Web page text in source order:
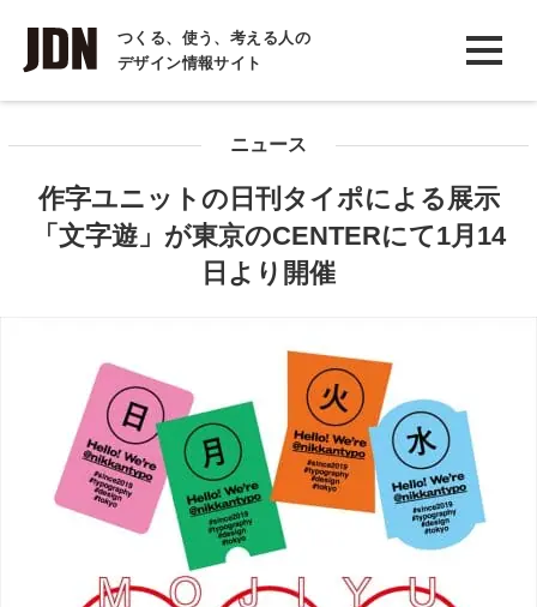
つくる、使う、考える人の
デザイン情報サイト
INTERVIEW
インタビュー
COLUMN
ニュース
作字ユニットの日刊タイポによる展示
「文字遊」が東京のCENTERにて1月14
日より開催